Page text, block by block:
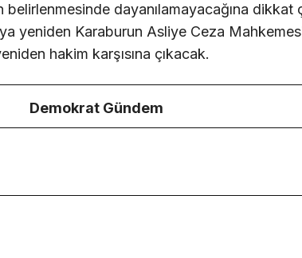
belirlenmesinde dayanılamayacağına dikkat
yeniden Karaburun Asliye Ceza
hakim karşısına çıkacak.
Demokrat Gündem